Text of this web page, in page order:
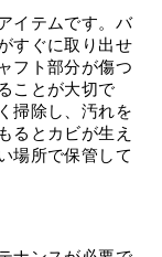
イテムです。バ
すぐに取り出せ
フト部分が傷つ
ことが大切で
掃除し、汚れを
るとカビが生え
場所で保管して